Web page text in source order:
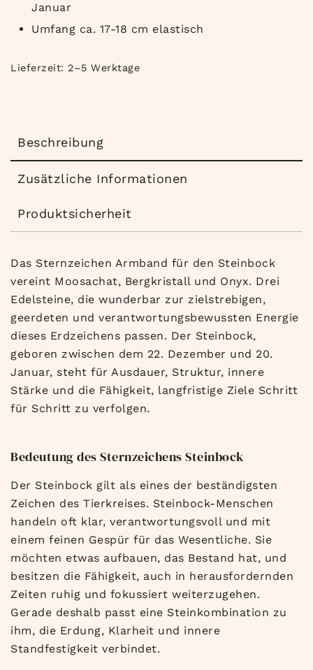
Januar
Umfang ca. 17-18 cm elastisch
Lieferzeit: 2–5 Werktage
Beschreibung
Zusätzliche Informationen
Produktsicherheit
Das Sternzeichen Armband für den Steinbock
vereint Moosachat, Bergkristall und Onyx. Drei
Edelsteine, die wunderbar zur zielstrebigen,
geerdeten und verantwortungsbewussten Energie
dieses Erdzeichens passen. Der Steinbock,
geboren zwischen dem 22. Dezember und 20.
Januar, steht für Ausdauer, Struktur, innere
Stärke und die Fähigkeit, langfristige Ziele Schritt
für Schritt zu verfolgen.
Bedeutung des Sternzeichens Steinbock
Der Steinbock gilt als eines der beständigsten
Zeichen des Tierkreises. Steinbock-Menschen
handeln oft klar, verantwortungsvoll und mit
einem feinen Gespür für das Wesentliche. Sie
möchten etwas aufbauen, das Bestand hat, und
besitzen die Fähigkeit, auch in herausfordernden
Zeiten ruhig und fokussiert weiterzugehen.
Gerade deshalb passt eine Steinkombination zu
ihm, die Erdung, Klarheit und innere
Standfestigkeit verbindet.